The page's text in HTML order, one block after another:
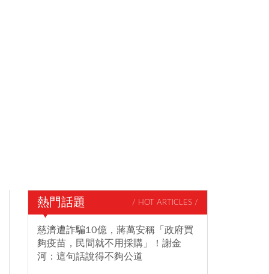
熱門話題 / HOT ARTICLES /
慈濟遭詐騙10億，蔣萬安稱「政府買
夠疫苗，民間就不用採購」！謝金
河：這句話說得不夠公道